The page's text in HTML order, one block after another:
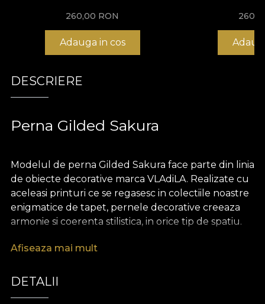
260,00 RON
Adauga in cos
DESCRIERE
Perna Gilded Sakura
Modelul de perna Gilded Sakura face parte din linia
de obiecte decorative marca VLAdiLA. Realizate cu
aceleasi printuri ce se regasesc in colectiile noastre
enigmatice de tapet, pernele decorative creeaza
armonie si coerenta stilistica, in orice tip de spatiu.
Pernele sunt realizate din catifea, un material
Dimensiunea de 43 x 43 cm le face perfecte
Afiseaza mai mult
DETALII